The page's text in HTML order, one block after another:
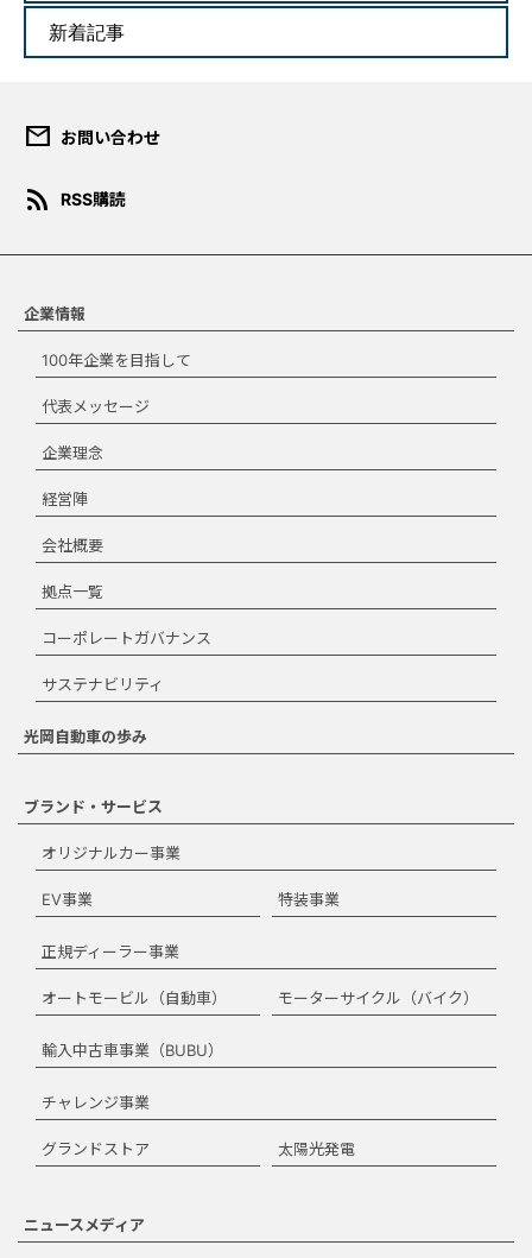
新着記事
このコンテンツは、報道目的ま
にのみご使用いただくことがで
グ、商品化などの商業目的での
ドする場合は、本規約を承諾す
に同意します。
閉じる
mail お問い合わせ
rss_feed RSS購読
企業情報
100年企業を目指して
代表メッセージ
企業理念
経営陣
会社概要
拠点一覧
コーポレートガバナンス
サステナビリティ
光岡自動車の歩み
ブランド・サービス
オリジナルカー事業
EV事業 特装事業
正規ディーラー事業
オートモービル（自動車） モーターサイクル（バイク）
輸入中古車事業（BUBU）
チャレンジ事業
グランドストア 太陽光発電
ニュースメディア